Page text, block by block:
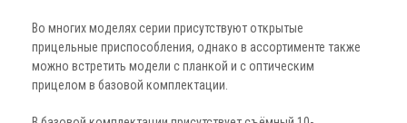
Во многих моделях серии присутствуют открытые
прицельные приспособления, однако в ассортименте также
можно встретить модели с планкой и с оптическим
прицелом в базовой комплектации.